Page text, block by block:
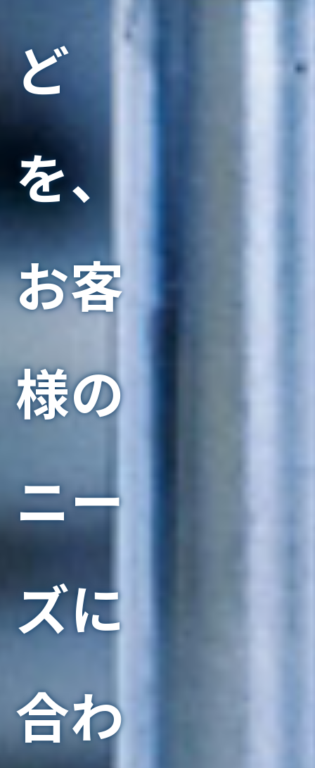
ど
を、
お客
様の
ニー
ズに
合わ